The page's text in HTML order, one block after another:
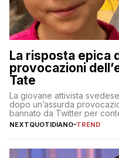
La risposta epica
provocazioni
Tate
La giovane attivista
dopo un’assurda
bannato da Twitter per
di Elon Musk
NEXTQUOTIDIANO-TREND